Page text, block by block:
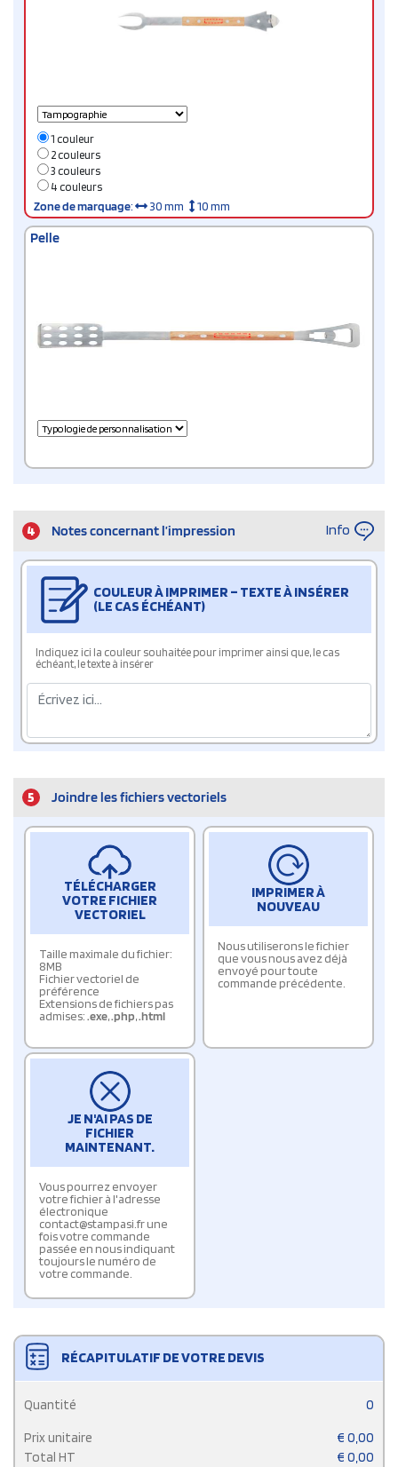
1 couleur
2 couleurs
3 couleurs
4 couleurs
Zone de marquage: 30 mm 10 mm
Pelle
4 Notes concernant l’impression Info
COULEUR À IMPRIMER – TEXTE À INSÉRER
(LE CAS ÉCHÉANT)
Indiquez ici la couleur souhaitée pour imprimer ainsi que, le cas
échéant, le texte à insérer
5 Joindre les fichiers vectoriels
TÉLÉCHARGER
VOTRE FICHIER
VECTORIEL
Taille maximale du fichier:
8MB
Fichier vectoriel de
préférence
Extensions de fichiers pas
admises:.exe,.php,.html
IMPRIMER À
NOUVEAU
Nous utiliserons le fichier
que vous nous avez déjà
envoyé pour toute
commande précédente.
JE N'AI PAS DE
FICHIER
MAINTENANT.
Vous pourrez envoyer
votre fichier à l'adresse
électronique
contact@stampasi.fr une
fois votre commande
passée en nous indiquant
toujours le numéro de
votre commande.
RÉCAPITULATIF DE VOTRE DEVIS
Quantité 0
Prix unitaire € 0,00
Total HT
€ 0,00